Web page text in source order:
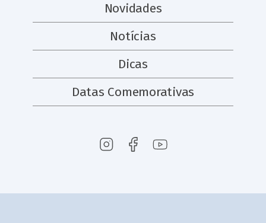
Novidades
Notícias
Dicas
Datas Comemorativas